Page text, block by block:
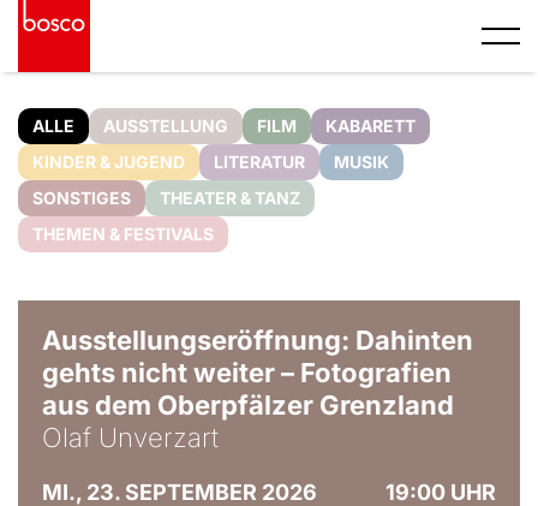
ALLE AUSSTELLUNG FILM
KABARETT
KINDER & JUGEND
LITERATUR
MUSIK
SONSTIGES
THEATER & TANZ
THEMEN & FESTIVALS
Ausstellungseröffnung: Dahinten
gehts nicht weiter – Fotografien
aus dem Oberpfälzer Grenzland
Olaf Unverzart
MI., 23. SEPTEMBER 2026 19:00 UHR